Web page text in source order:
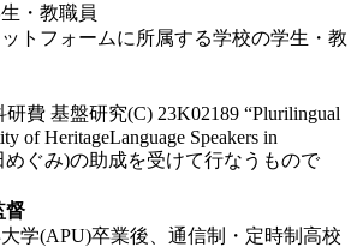
・教職員
トフォームに所属する学校の学生・教
費 基盤研究(C) 23K02189 “Plurilingual
of HeritageLanguage Speakers in
めぐみ)の助成を受けて行なうもので
督
学(APU)卒業後、通信制・定時制高校